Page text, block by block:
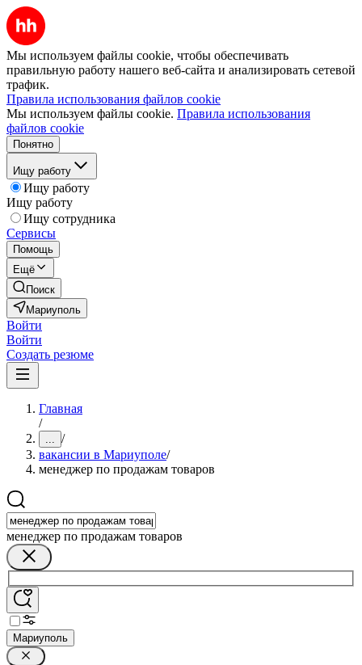
Мы используем файлы cookie, чтобы обеспечивать
правильную работу нашего веб-сайта и анализировать сетевой
трафик.
Правила использования файлов cookie
Мы используем файлы cookie. Правила использования
файлов cookie
Понятно
Ищу работу
Ищу работу
Ищу работу
Ищу сотрудника
Сервисы
Помощь
Ещё
Поиск
Мариуполь
Войти
Войти
Создать резюме
Главная
/
... /
вакансии в Мариуполе/
менеджер по продажам товаров
менеджер по продажам товаров
Мариуполь